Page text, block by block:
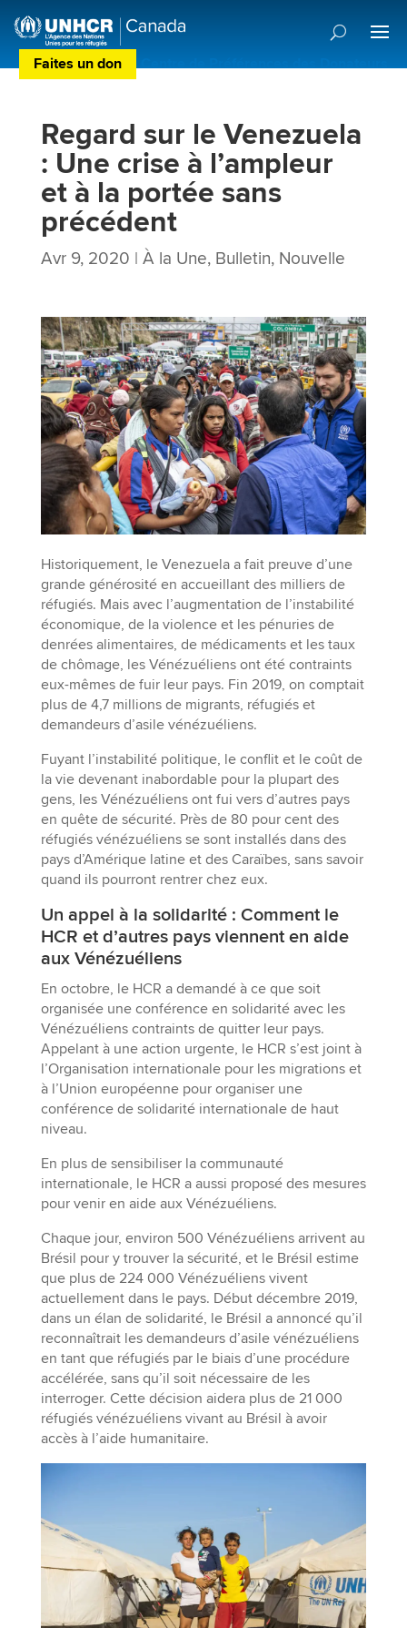
Faites un don Centre de Préférences des Donateurs
Regard sur le Venezuela
: Une crise à l’ampleur
et à la portée sans
précédent
Avr 9, 2020 | À la Une, Bulletin, Nouvelle
Historiquement, le Venezuela a fait preuve d’une
grande générosité en accueillant des milliers de
réfugiés. Mais avec l’augmentation de l’instabilité
économique, de la violence et les pénuries de
denrées alimentaires, de médicaments et les taux
de chômage, les Vénézuéliens ont été contraints
eux-mêmes de fuir leur pays. Fin 2019, on comptait
plus de 4,7 millions de migrants, réfugiés et
demandeurs d’asile vénézuéliens.
Fuyant l’instabilité politique, le conflit et le coût de
la vie devenant inabordable pour la plupart des
gens, les Vénézuéliens ont fui vers d’autres pays
en quête de sécurité. Près de 80 pour cent des
réfugiés vénézuéliens se sont installés dans des
pays d’Amérique latine et des Caraïbes, sans savoir
quand ils pourront rentrer chez eux.
Un appel à la solidarité : Comment le
HCR et d’autres pays viennent en aide
aux Vénézuéliens
En octobre, le HCR a demandé à ce que soit
organisée une conférence en solidarité avec les
Vénézuéliens contraints de quitter leur pays.
Appelant à une action urgente, le HCR s’est joint à
l’Organisation internationale pour les migrations et
à l’Union européenne pour organiser une
conférence de solidarité internationale de haut
niveau.
En plus de sensibiliser la communauté
internationale, le HCR a aussi proposé des mesures
pour venir en aide aux Vénézuéliens.
Chaque jour, environ 500 Vénézuéliens arrivent au
Brésil pour y trouver la sécurité, et le Brésil estime
que plus de 224 000 Vénézuéliens vivent
actuellement dans le pays. Début décembre 2019,
dans un élan de solidarité, le Brésil a annoncé qu’il
reconnaîtrait les demandeurs d’asile vénézuéliens
en tant que réfugiés par le biais d’une procédure
accélérée, sans qu’il soit nécessaire de les
interroger. Cette décision aidera plus de 21 000
réfugiés vénézuéliens vivant au Brésil à avoir
accès à l’aide humanitaire.